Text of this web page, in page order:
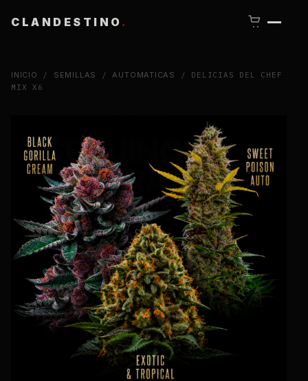
CLANDESTINO .
INICIO / SEMILLAS /AUTOMATICAS
/ DELICIAS DEL CHEF
MIX X6
SEGUINOS Y
ENTERATE
PRIMERO.
Lanzamientos limitados, nuevas selecciones y
contenido técnico de cultivo.
INSTAGRAM